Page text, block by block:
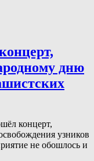
дню
концерт,
узников
не обошлось и